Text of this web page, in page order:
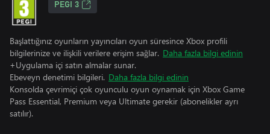
PEGI 3
Başlattığınız oyunların yayıncıları oyun süresince Xbox profili
bilgilerinize ve ilişkili verilere erişim sağlar. Daha fazla bilgi edinin
+Uygulama içi satın almalar sunar.
Ebeveyn denetimi bilgileri. Daha fazla bilgi edinin
Konsolda çevrimiçi çok oyunculu oyun oynamak için Xbox Game
Pass Essential, Premium veya Ultimate gerekir (abonelikler ayrı
satılır).